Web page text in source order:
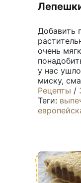
Добавить
очень
у нас
миску,
Рецепты /
Теги: